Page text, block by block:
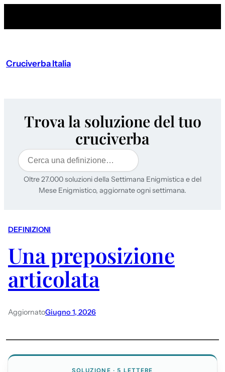
Cruciverba Italia
Trova la soluzione del tuo
cruciverba
Cerca
Oltre 27.000 soluzioni della Settimana Enigmistica e del
Mese Enigmistico, aggiornate ogni settimana.
DEFINIZIONI
Una preposizione
articolata
AggiornatoGiugno 1, 2026
SOLUZIONE · 5 LETTERE